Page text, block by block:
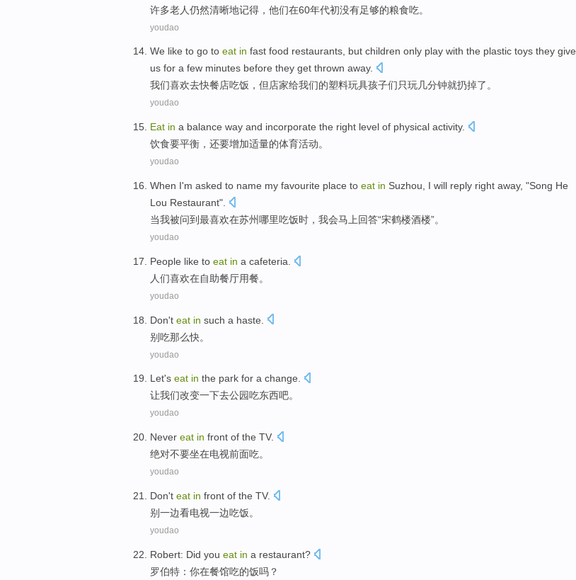
许多老人仍然清晰地记得，他们在60年代初没有足够的粮食吃。
youdao
We like to go to eat in fast food restaurants, but children only play with the plastic toys they give
us for a few minutes before they get thrown away.
我们喜欢去快餐店吃饭，但店家给我们的塑料玩具孩子们只玩几分钟就扔掉了。
youdao
Eat in a balance way and incorporate the right level of physical activity.
饮食要平衡 ， 还要增加适量的体育活动。
youdao
When I'm asked to name my favourite place to eat in Suzhou I will reply right away, "Song He
Lou Restaurant".
当我被问到最喜欢在苏州哪里吃饭时， 我会马上回答“宋鹤楼酒楼”。
youdao
People like to eat in a cafeteria
人们喜欢在自助餐厅用餐。
youdao
Don't eat in such a haste
别吃那么快。
youdao
Let's eat in the park for a change.
让我们改变一下去公园吃东西吧。
youdao
Never eat in front of the TV.
绝对不要坐在电视前面吃。
youdao
Don't eat in front of the TV.
别一边看电视一边吃饭。
youdao
Robert: Did you eat in a restaurant?
罗伯特 ： 你在餐馆吃的饭吗？